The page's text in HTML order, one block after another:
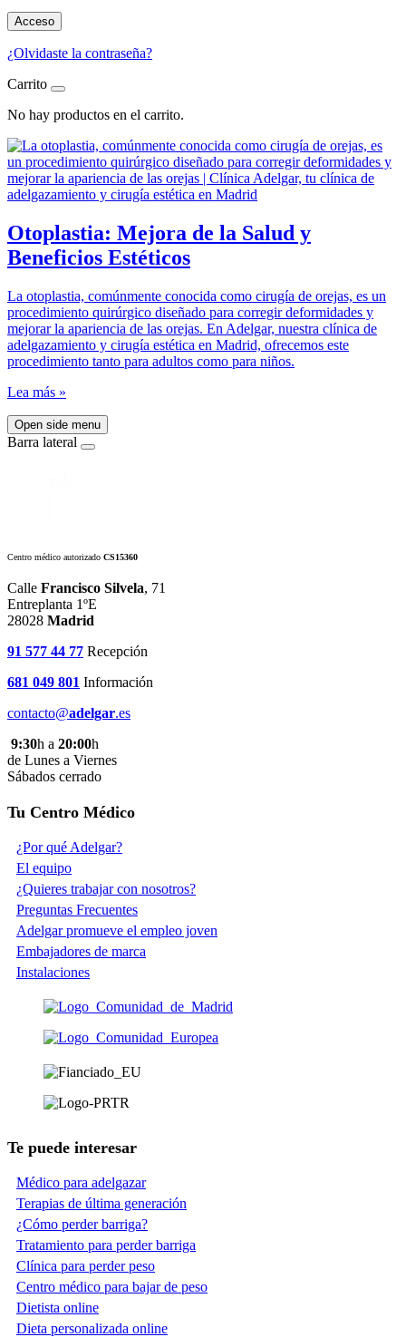
Acceso
¿Olvidaste la contraseña?
Carrito
No hay productos en el carrito.
Otoplastia: Mejora de la Salud y
Beneficios Estéticos
La otoplastia, comúnmente conocida como cirugía de orejas, es un
procedimiento quirúrgico diseñado para corregir deformidades y
mejorar la apariencia de las orejas. En Adelgar, nuestra clínica de
adelgazamiento y cirugía estética en Madrid, ofrecemos este
procedimiento tanto para adultos como para niños.
Lea más »
Open side menu
Barra lateral
Centro médico autorizado CS15360
Calle Francisco Silvela, 71
Entreplanta 1ºE
28028 Madrid
91 577 44 77 Recepción
681 049 801 Información
contacto@adelgar.es
9:30h a 20:00h
de Lunes a Viernes
Sábados cerrado
Tu Centro Médico
¿Por qué Adelgar?
El equipo
¿Quieres trabajar con nosotros?
Preguntas Frecuentes
Adelgar promueve el empleo joven
Embajadores de marca
Instalaciones
Te puede interesar
Médico para adelgazar
Terapias de última generación
¿Cómo perder barriga?
Tratamiento para perder barriga
Clínica para perder peso
Centro médico para bajar de peso
Dietista online
Dieta personalizada online